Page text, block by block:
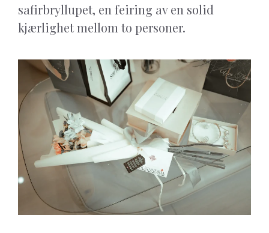
safirbryllupet, en feiring av en solid
kjærlighet mellom to personer.